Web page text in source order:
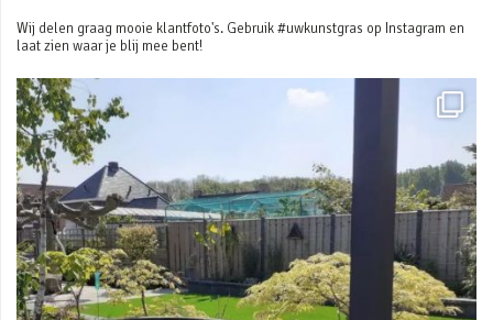
Wij delen graag mooie klantfoto's. Gebruik #uwkunstgras op Instagram en
laat zien waar je blij mee bent!